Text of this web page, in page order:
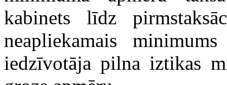
kabinets līdz
neapliekamais
iedzīvotāja pilna iztikas